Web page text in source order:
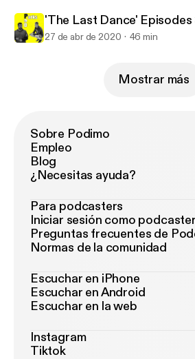
'The Last Dance' Episodes
27 de abr de 2020 46 min
Mostrar más
Sobre Podimo
Empleo
Blog
¿Necesitas ayuda?
Para podcasters
Iniciar sesión como podcaster
Preguntas frecuentes de
Normas de la comunidad
Escuchar en iPhone
Escuchar en Android
Escuchar en la web
Instagram
Tiktok